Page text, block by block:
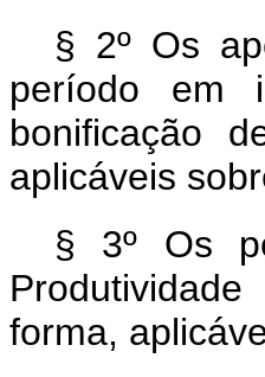
§ 2º Os
período em
bonificação
aplicáveis
§ 3º Os
forma,